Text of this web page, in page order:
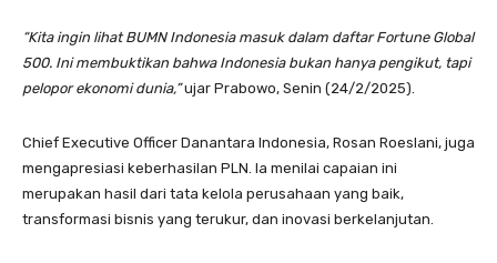
“Kita ingin lihat BUMN Indonesia masuk dalam daftar Fortune Global
500. Ini membuktikan bahwa Indonesia bukan hanya pengikut, tapi
pelopor ekonomi dunia,”ujar Prabowo, Senin (24/2/2025).
Chief Executive Officer Danantara Indonesia, Rosan Roeslani, juga
mengapresiasi keberhasilan PLN. Ia menilai capaian ini
merupakan hasil dari tata kelola perusahaan yang baik,
transformasi bisnis yang terukur, dan inovasi berkelanjutan.